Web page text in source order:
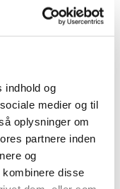
indhold og
medier og til
oplysninger om
partnere inden
og
disse
25. - 26. sept., hvor
saddles kan tillades...
– med bue
skud til det store
læs mere